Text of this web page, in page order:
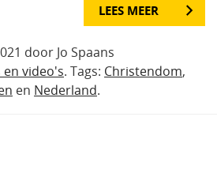
LEES MEER
door Jo Spaans
en video's. Tags: Christendom,
en Nederland.